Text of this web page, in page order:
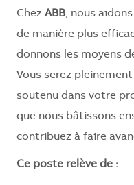
Chez ABB, nous
de manière plus
donnons les moyens
Vous serez
soutenu dans votre
que nous bâtissons
contribuez à faire
Ce poste relève de :